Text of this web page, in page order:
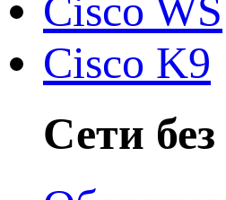
Cisco WS
Cisco K9
Сети